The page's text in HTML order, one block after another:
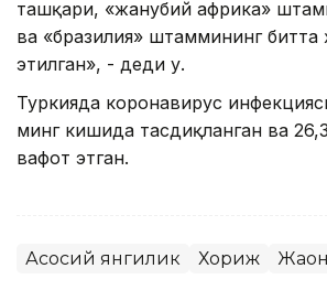
ташқари, «жанубий африка»
ва «бразилия» штаммининг битта
этилган», - деди у.
Туркияда коронавирус
минг кишида тасдиқланган ва
вафот этган.
Асосий янгилик Хориж